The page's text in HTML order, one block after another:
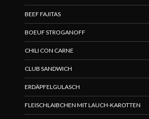
BEEF FAJITAS
BOEUF STROGANOFF
CHILI CON CARNE
CLUB SANDWICH
ERDÄPFELGULASCH
FLEISCHLAIBCHEN MIT LAUCH-KAROTTEN